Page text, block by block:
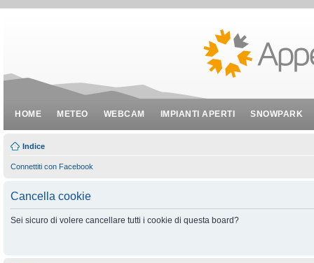
HOME METEO WEBCAM IMPIANTI APERTI SNOWPARK
Indice
Connettiti con Facebook
Cancella cookie
Sei sicuro di volere cancellare tutti i cookie di questa board?